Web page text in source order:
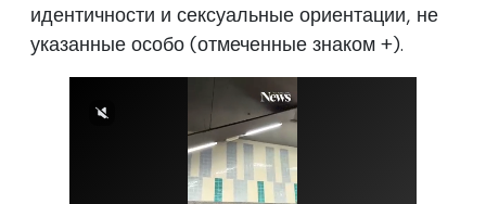
идентичности и сексуальные ориентации, не
указанные особо (отмеченные знаком +).